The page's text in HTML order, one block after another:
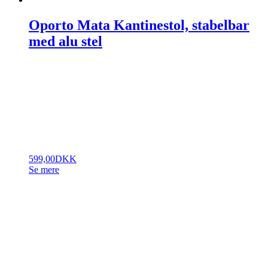
Oporto Mata Kantinestol, stabelbar
med alu stel
599,00DKK
Se mere